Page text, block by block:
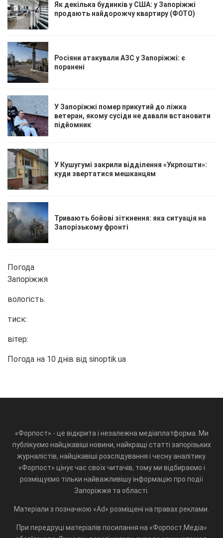
Як декілька будинків у США: у Запоріжжі
продають найдорожчу квартиру (ФОТО)
Росіяни атакували АЗС у Запоріжжі: є
поранені
У Запоріжжі помер прикутий до ліжка
ветеран, якому сусіди не давали встановити
підйомник
У Кушугумі закрили відділення «Укрпошти»:
куди звертатися мешканцям
Тривають бойові зіткнення: яка ситуація на
Запорізькому фронті
Погода
Запоріжжя
вологість:
тиск:
вітер:
Погода на 10 днів від sinoptik.ua
«Форпост» - це відкрита і незалежна медіаплатформа. Ми
публікуємо найцікавіші новини, найкращі статті запорізьких
журналістів, найцікавіші розслідування і чесну аналітику.
«Форпост» цінує час своїх читачів, тому ми відбираємо і
розміщуємо тільки найважливішу інформацію про події
Запоріжжя та області.
Матеріали з позначкою «Ad» розміщені на правах реклами.
При передруці матеріалів посилання на «Форпост.Медіа»